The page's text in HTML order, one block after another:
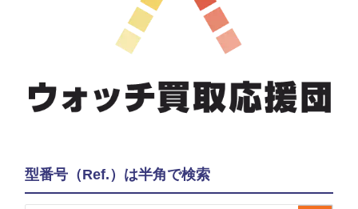
型番号（Ref.）は半角で検索